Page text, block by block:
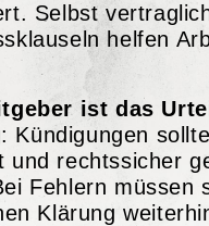
Selbst
helfen
ist das
: Kündigungen
und rechtssicher
Fehlern müssen
Klärung